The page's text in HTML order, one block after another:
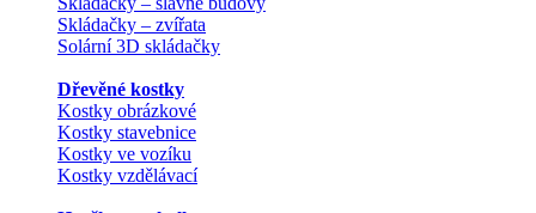
Skládačky – zvířata
Solární 3D skládačky
Dřevěné kostky
Kostky obrázkové
Kostky stavebnice
Kostky ve vozíku
Kostky vzdělávací